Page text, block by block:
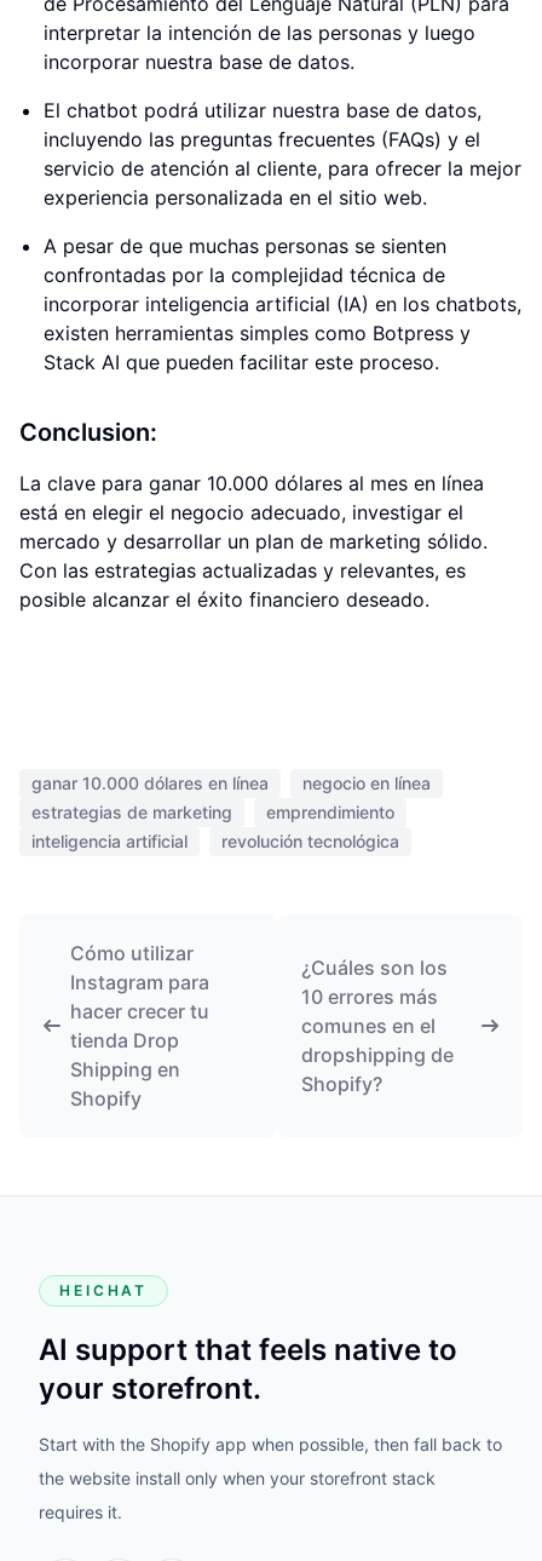
interpretar la intención de las personas y luego
incorporar nuestra base de datos.
El chatbot podrá utilizar nuestra base de datos,
incluyendo las preguntas frecuentes (FAQs) y el
servicio de atención al cliente, para ofrecer la mejor
experiencia personalizada en el sitio web.
A pesar de que muchas personas se sienten
confrontadas por la complejidad técnica de
incorporar inteligencia artificial (IA) en los chatbots,
existen herramientas simples como Botpress y
Stack AI que pueden facilitar este proceso.
Conclusion:
La clave para ganar 10.000 dólares al mes en línea
está en elegir el negocio adecuado, investigar el
mercado y desarrollar un plan de marketing sólido.
Con las estrategias actualizadas y relevantes, es
posible alcanzar el éxito financiero deseado.
ganar 10.000 dólares en línea
negocio en línea
estrategias de marketing
emprendimiento
inteligencia artificial
revolución tecnológica
Cómo utilizar
Instagram para
hacer crecer tu
tienda Drop
Shipping en
Shopify
¿Cuáles son los
10 errores más
comunes en el
dropshipping de
Shopify?
HEICHAT
AI support that feels native to
your storefront.
Start with the Shopify app when possible, then fall back to
the website install only when your storefront stack
requires it.